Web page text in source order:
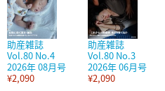
助産雑誌
Vol.80 No.4
2026年 08月号
¥2,090
助産雑誌
Vol.80 No.3
2026年 06月号
¥2,090